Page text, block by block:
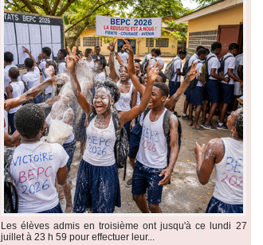
Les élèves admis en troisième ont jusqu'à ce lundi 27
juillet à 23 h 59 pour effectuer leur...